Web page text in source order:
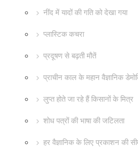
नींद में यादों की गति को देखा गया
प्लास्टिक कचरा
प्रदूषण से बढ़ती मौतें
प्राचीन काल के महान वैज्ञानिक
लुप्त होते जा रहे हैं किसानों के मित्र
शोध पत्रों की भाषा की जटिलता
हर वैज्ञानिक के लिए प्रकाशन की